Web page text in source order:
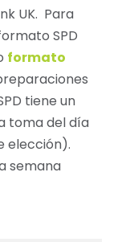
UK. Para
SPD
formato
tiene un
toma del día
elección).
semana